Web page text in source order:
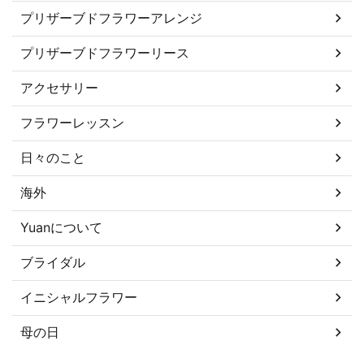
プリザーブドフラワーアレンジ
プリザーブドフラワーリース
アクセサリー
フラワーレッスン
日々のこと
海外
Yuanについて
ブライダル
イニシャルフラワー
母の日